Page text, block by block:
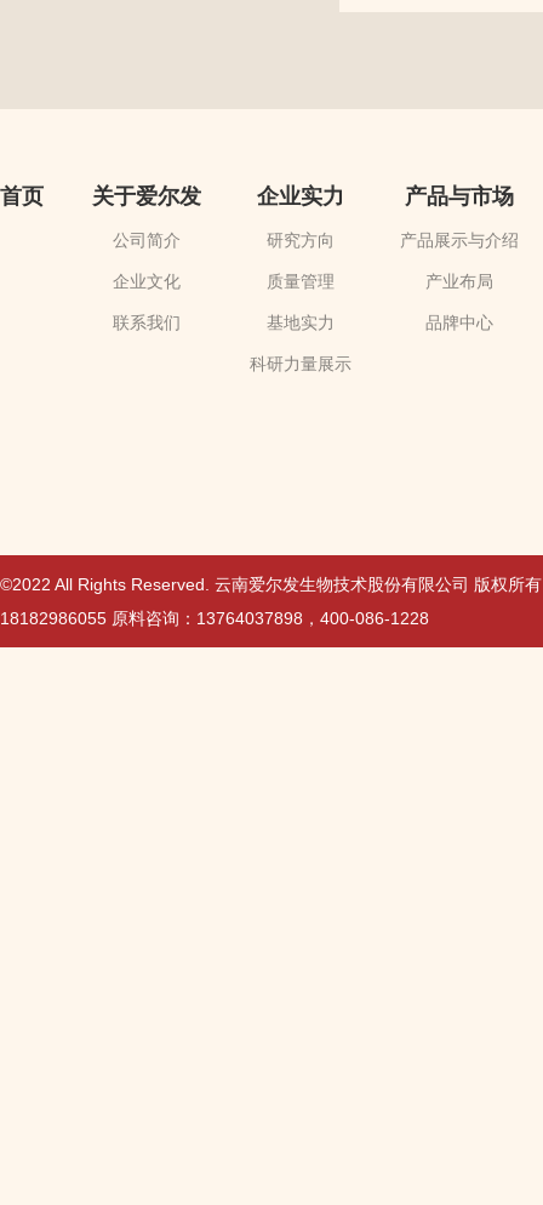
首页 关于爱尔发
公司简介
企业文化
联系我们
企业实力
研究方向
质量管理
基地实力
科研力量展示
产品与市场
产品展示与介绍
产业布局
品牌中心
©2022 All Rights Reserved. 云南爱尔发生物技术股份有限公司 版权所
18182986055 原料咨询：13764037898，400-086-1228